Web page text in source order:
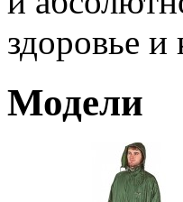
здоровье
Модели